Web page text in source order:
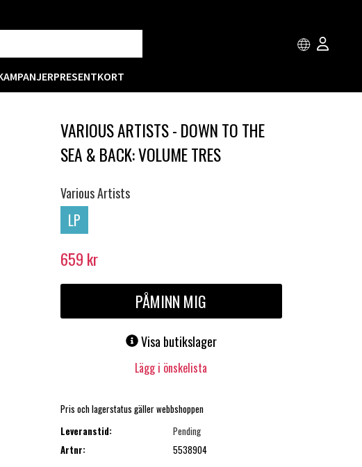
PRESENTKORT
VARIOUS ARTISTS - DOWN TO THE
SEA & BACK: VOLUME TRES
Various Artists
LP
659 kr
PÅMINN MIG
Visa butikslager
Lägg i önskelista
Pris och lagerstatus gäller webbshoppen
Leveranstid:
Pending
Artnr:
5538904